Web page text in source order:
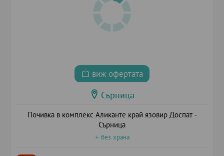
виж офертата
Сърница
Почивка в комплекс Аликанте край язовир Доспат -
Сърница
+ без храна